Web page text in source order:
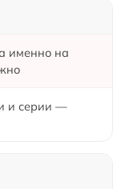
именно на
и серии —